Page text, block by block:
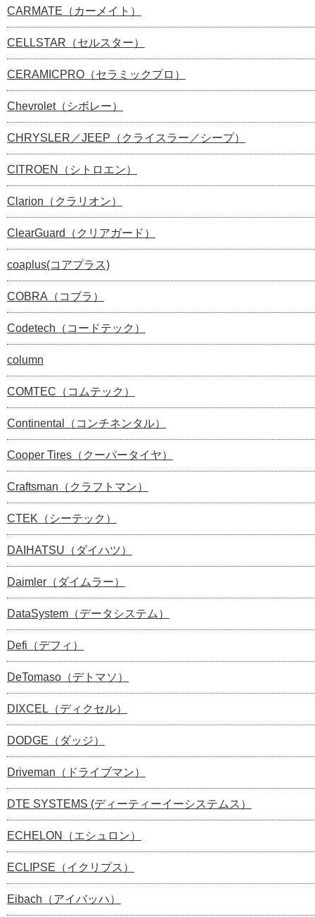
CARMATE（カーメイト）
CELLSTAR（セルスター）
CERAMICPRO（セラミックプロ）
Chevrolet（シボレー）
CHRYSLER／JEEP（クライスラー／シープ）
CITROEN（シトロエン）
Clarion（クラリオン）
ClearGuard（クリアガード）
coaplus(コアプラス)
COBRA（コブラ）
Codetech（コードテック）
column
COMTEC（コムテック）
Continental（コンチネンタル）
Cooper Tires（クーパータイヤ）
Craftsman（クラフトマン）
CTEK（シーテック）
DAIHATSU（ダイハツ）
Daimler（ダイムラー）
DataSystem（データシステム）
Defi（デフィ）
DeTomaso（デトマソ）
DIXCEL（ディクセル）
DODGE（ダッジ）
Driveman（ドライブマン）
DTE SYSTEMS (ディーティーイーシステムス）
ECHELON（エシュロン）
ECLIPSE（イクリプス）
Eibach（アイバッハ）